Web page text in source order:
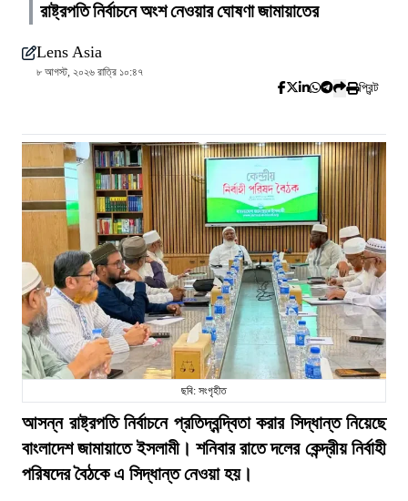
রাষ্ট্রপতি নির্বাচনে অংশ নেওয়ার ঘোষণা জামায়াতের
Lens Asia
৮ আগস্ট, ২০২৬ রাত্রি ১০:৪৭
প্রিন্ট
ছবি: সংগৃহীত
আসন্ন রাষ্ট্রপতি নির্বাচনে প্রতিদ্বন্দ্বিতা করার সিদ্ধান্ত নিয়েছে
বাংলাদেশ জামায়াতে ইসলামী। শনিবার রাতে দলের কেন্দ্রীয় নির্বাহী
পরিষদের বৈঠকে এ সিদ্ধান্ত নেওয়া হয়।